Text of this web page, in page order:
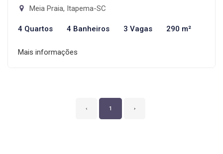
Meia Praia, Itapema-SC
4 Quartos 4 Banheiros 3 Vagas 290 m²
Mais informações
‹ 1 ›